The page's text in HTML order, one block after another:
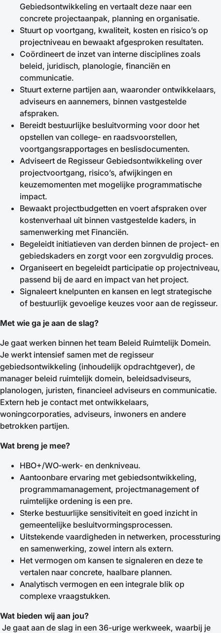
Gebiedsontwikkeling en vertaalt deze naar een
concrete projectaanpak, planning en organisatie.
Stuurt op voortgang, kwaliteit, kosten en risico’s op
projectniveau en bewaakt afgesproken resultaten.
Coördineert de inzet van interne disciplines zoals
beleid, juridisch, planologie, financiën en
communicatie.
Stuurt externe partijen aan, waaronder ontwikkelaars,
adviseurs en aannemers, binnen vastgestelde
afspraken.
Bereidt bestuurlijke besluitvorming voor door het
opstellen van college‑ en raadsvoorstellen,
voortgangsrapportages en beslisdocumenten.
Adviseert de Regisseur Gebiedsontwikkeling over
projectvoortgang, risico’s, afwijkingen en
keuzemomenten met mogelijke programmatische
impact.
Bewaakt projectbudgetten en voert afspraken over
kostenverhaal uit binnen vastgestelde kaders, in
samenwerking met Financiën.
Begeleidt initiatieven van derden binnen de project‑ en
gebiedskaders en zorgt voor een zorgvuldig proces.
Organiseert en begeleidt participatie op projectniveau,
passend bij de aard en impact van het project.
Signaleert knelpunten en kansen en legt strategische
of bestuurlijk gevoelige keuzes voor aan de regisseur.
Met wie ga je aan de slag?
Je gaat werken binnen het team Beleid Ruimtelijk Domein.
Je werkt intensief samen met de regisseur
gebiedsontwikkeling (inhoudelijk opdrachtgever), de
manager beleid ruimtelijk domein, beleidsadviseurs,
planologen, juristen, financieel adviseurs en communicatie.
Extern heb je contact met ontwikkelaars,
woningcorporaties, adviseurs, inwoners en andere
betrokken partijen.
Wat breng je mee?
HBO+/WO‑werk- en denkniveau.
Aantoonbare ervaring met gebiedsontwikkeling,
programmamanagement, projectmanagement of
ruimtelijke ordening is een pre.
Sterke bestuurlijke sensitiviteit en goed inzicht in
gemeentelijke besluitvormingsprocessen.
Uitstekende vaardigheden in netwerken, processturing
en samenwerking, zowel intern als extern.
Het vermogen om kansen te signaleren en deze te
vertalen naar concrete, haalbare plannen.
Analytisch vermogen en een integrale blik op
complexe vraagstukken.
Wat bieden wij aan jou?
Je gaat aan de slag in een 36-urige werkweek, waarbij je